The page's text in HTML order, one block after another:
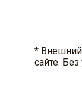
* Внешний
сайте.